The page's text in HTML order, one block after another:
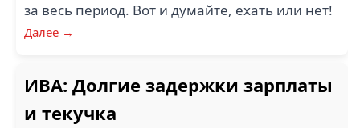
за весь период. Вот и думайте, ехать или нет!
Далее →
ИВА: Долгие задержки зарплаты
и текучка